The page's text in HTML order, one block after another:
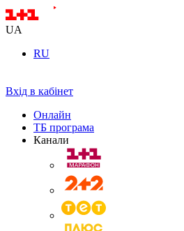
UA
RU
Вхід в кабінет
Онлайн
ТБ програма
Канали